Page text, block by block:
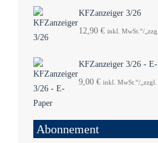
KFZanzeiger 3/26
12,90 € inkl. MwSt.“/
KFZanzeiger 3/26 - E-
9,00 € inkl. MwSt.“/„zzgl.
Abonnement